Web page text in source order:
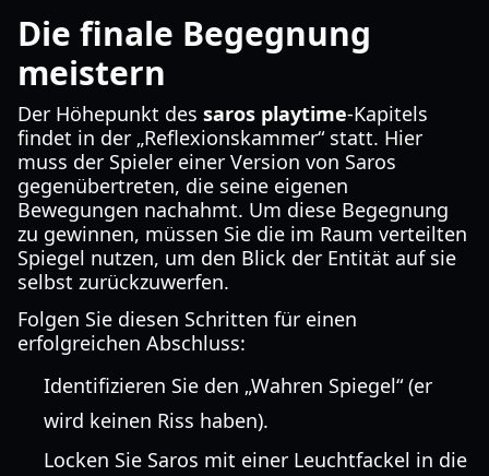
Die finale Begegnung
meistern
Der Höhepunkt des saros playtime-Kapitels
findet in der „Reflexionskammer“ statt. Hier
muss der Spieler einer Version von Saros
gegenübertreten, die seine eigenen
Bewegungen nachahmt. Um diese Begegnung
zu gewinnen, müssen Sie die im Raum verteilten
Spiegel nutzen, um den Blick der Entität auf sie
selbst zurückzuwerfen.
Folgen Sie diesen Schritten für einen
erfolgreichen Abschluss:
Identifizieren Sie den „Wahren Spiegel“ (er
wird keinen Riss haben).
Locken Sie Saros mit einer Leuchtfackel in die